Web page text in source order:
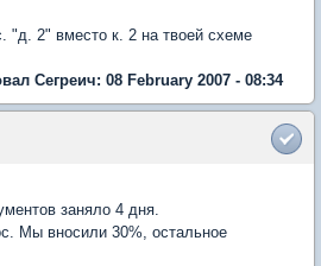
"д. 2" вместо к. 2 на твоей схеме
Сегреич: 08 February 2007 - 08:34
заняло 4 дня.
Мы вносили 30%, остальное